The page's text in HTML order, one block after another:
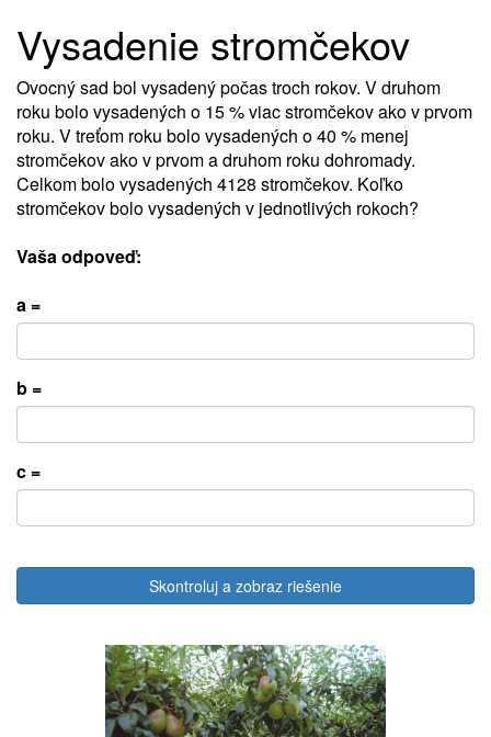
Vysadenie stromčekov
Ovocný sad bol vysadený počas troch rokov. V druhom
roku bolo vysadených o 15 % viac stromčekov ako v prvom
roku. V treťom roku bolo vysadených o 40 % menej
stromčekov ako v prvom a druhom roku dohromady.
Celkom bolo vysadených 4128 stromčekov. Koľko
stromčekov bolo vysadených v jednotlivých rokoch?
Vaša odpoveď:
a =
b =
c =
Skontroluj a zobraz riešenie